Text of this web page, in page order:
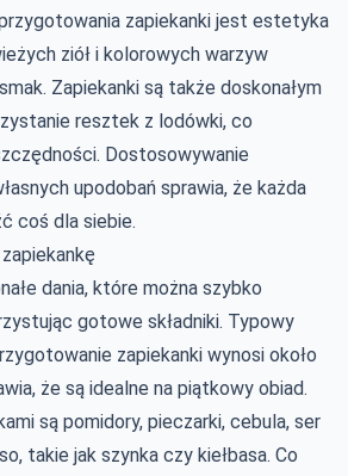
zapiekanki jest estetyka
ziół i kolorowych warzyw
Zapiekanki są także doskonałym
resztek z lodówki, co
Dostosowywanie
upodobań sprawia, że każda
coś dla siebie.
dania, które można szybko
gotowe składniki. Typowy
zapiekanki wynosi około
że są idealne na piątkowy obiad.
są pomidory, pieczarki, cebula, ser
takie jak szynka czy kiełbasa. Co